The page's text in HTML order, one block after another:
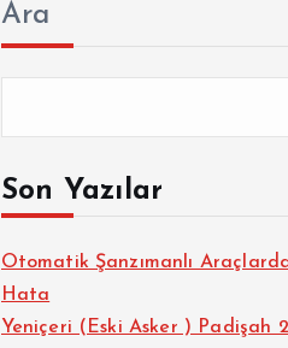
Ara
Son Yazılar
Otomatik Şanzımanlı
Hata
Yeniçeri (Eski Asker ) Padişah